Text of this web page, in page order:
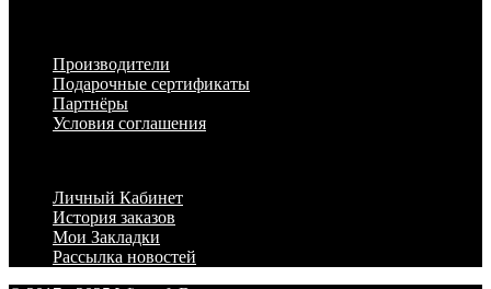
Производители
Подарочные сертификаты
Партнёры
Условия соглашения
Личный Кабинет
История заказов
Мои Закладки
Рассылка новостей